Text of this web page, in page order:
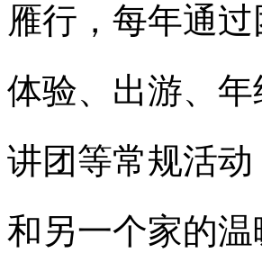
雁行，每年通
体验、出游、
讲团等常规活
和另一个家的温